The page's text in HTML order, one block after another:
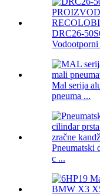
DRC26-
Vodootporni
Mal serija
pneuma ...
Pneumatski
c ...